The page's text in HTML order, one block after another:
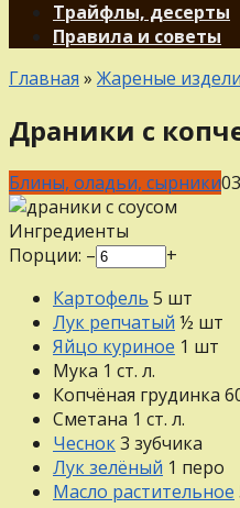
Трайфлы, десерты
Правила и советы
Главная » Жареные
Драники с
Блины, оладьи, сырники0
Ингредиенты
Порции: –
+
Картофель 5 шт
Лук репчатый ½ шт
Яйцо куриное 1 шт
Мука 1 ст. л.
Копчёная грудинка
Сметана 1 ст. л.
Чеснок3 зубчика
Лук зелёный 1 перо
Масло растительное